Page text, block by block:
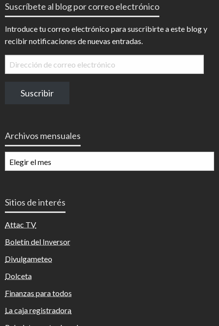
Suscríbete al blog por correo electrónico
Introduce tu correo electrónico para suscribirte a este blog y
recibir notificaciones de nuevas entradas.
Dirección
de
electrónico
Suscribir
Archivos mensuales
mensuales
Sitios de interés
Attac TV
Boletín del Inversor
Divulgameteo
Dolceta
Finanzas para todos
La caja registradora